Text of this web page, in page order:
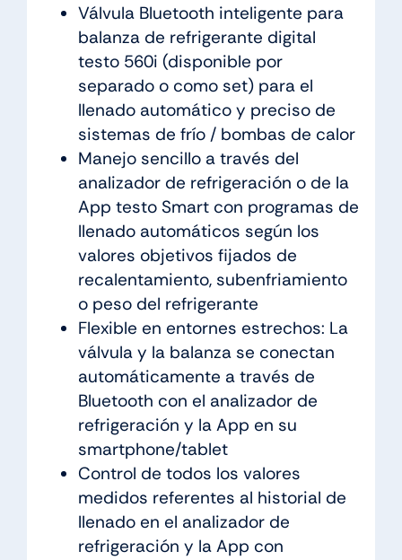
Válvula Bluetooth inteligente para
balanza de refrigerante digital
testo 560i (disponible por
separado o como set) para el
llenado automático y preciso de
sistemas de frío / bombas de calor
Manejo sencillo a través del
analizador de refrigeración o de la
App testo Smart con programas de
llenado automáticos según los
valores objetivos fijados de
recalentamiento, subenfriamiento
o peso del refrigerante
Flexible en entornes estrechos: La
válvula y la balanza se conectan
automáticamente a través de
Bluetooth con el analizador de
refrigeración y la App en su
smartphone/tablet
Control de todos los valores
medidos referentes al historial de
llenado en el analizador de
refrigeración y la App con